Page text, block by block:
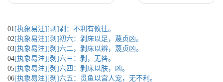
01 [执象易注][剥]剥：不利有攸往。
02[执象易注][剥]初六：剥床以足，蔑贞凶。
03[执象易注][剥]六二，剥床以辨，蔑贞凶。
04[执象易注][剥]六三：剥，无咎。
05[执象易注][剥]六四：剥床以肤，凶。
06[执象易注][剥]六五：贯鱼以宫人宠，无不利。